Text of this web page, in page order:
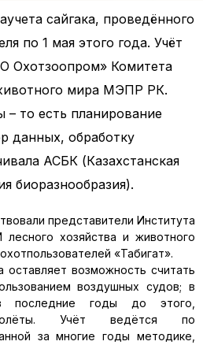
сайгака, проведённого
по 1 мая этого года. Учёт
Охотзоопром» Комитета
мира МЭПР РК.
– то есть планирование
данных, обработку
АСБК (Казахстанская
биоразнообразия).
представители Института
хозяйства и животного
«Табигат».
возможность считать
воздушных судов; в
годы до этого,
Учёт ведётся по
за многие годы методике,